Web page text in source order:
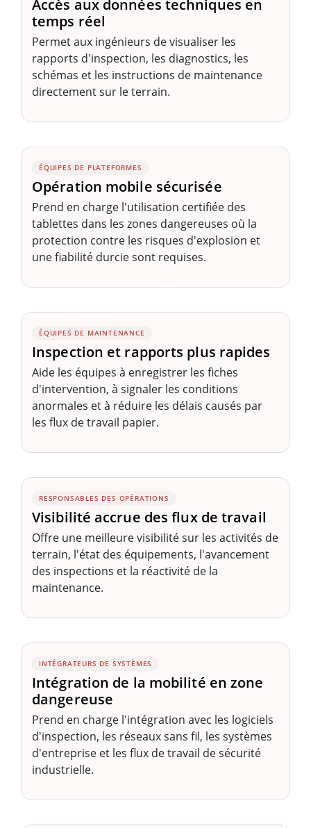
Accès aux données techniques en
temps réel
Permet aux ingénieurs de visualiser les
rapports d'inspection, les diagnostics, les
schémas et les instructions de maintenance
directement sur le terrain.
ÉQUIPES DE PLATEFORMES
Opération mobile sécurisée
Prend en charge l'utilisation certifiée des
tablettes dans les zones dangereuses où la
protection contre les risques d'explosion et
une fiabilité durcie sont requises.
ÉQUIPES DE MAINTENANCE
Inspection et rapports plus rapides
Aide les équipes à enregistrer les fiches
d'intervention, à signaler les conditions
anormales et à réduire les délais causés par
les flux de travail papier.
RESPONSABLES DES OPÉRATIONS
Visibilité accrue des flux de travail
Offre une meilleure visibilité sur les activités de
terrain, l'état des équipements, l'avancement
des inspections et la réactivité de la
maintenance.
INTÉGRATEURS DE SYSTÈMES
Intégration de la mobilité en zone
dangereuse
Prend en charge l'intégration avec les logiciels
d'inspection, les réseaux sans fil, les systèmes
d'entreprise et les flux de travail de sécurité
industrielle.